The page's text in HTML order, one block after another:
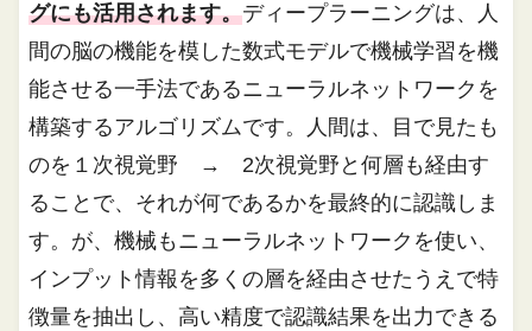
グにも活用されます。ディープラーニングは、人
間の脳の機能を模した数式モデルで機械学習を機
能させる一手法であるニューラルネットワークを
構築するアルゴリズムです。人間は、目で見たも
のを１次視覚野 → 2次視覚野と何層も経由す
ることで、それが何であるかを最終的に認識しま
す。が、機械もニューラルネットワークを使い、
インプット情報を多くの層を経由させたうえで特
徴量を抽出し、高い精度で認識結果を出力できる